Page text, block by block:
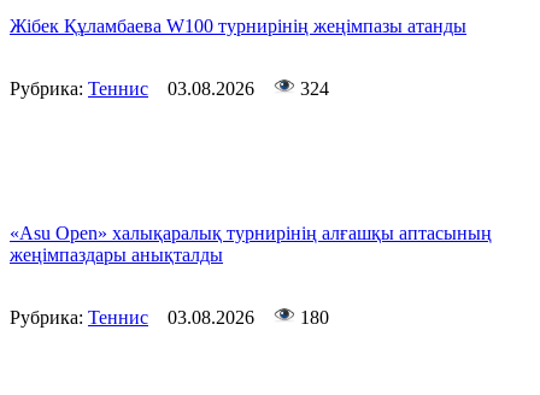
Жібек Құламбаева W100 турнирінің жеңімпазы атанды
Рубрика: Теннис 03.08.2026 324
«Asu Open» халықаралық турнирінің алғашқы аптасының
жеңімпаздары анықталды
Рубрика: Теннис 03.08.2026 180